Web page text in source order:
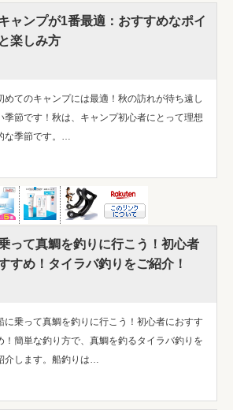
ャンプが1番最適：おすすめなポイ
楽しみ方
めてのキャンプには最適！秋の訪れが待ち遠し
季節です！秋は、キャンプ初心者にとって理想
な季節です。…
って真鯛を釣りに行こう！初心者
すめ！タイラバ釣りをご紹介！
に乗って真鯛を釣りに行こう！初心者におすす
！簡単な釣り方で、真鯛を釣るタイラバ釣りを
介します。船釣りは…